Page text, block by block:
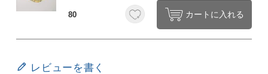
80 カートに入れる
レビューを書く